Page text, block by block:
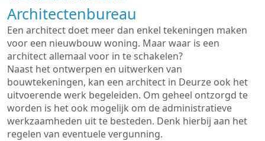
Architectenbureau
Een architect doet meer dan enkel tekeningen maken
voor een nieuwbouw woning. Maar waar is een
architect allemaal voor in te schakelen?
Naast het ontwerpen en uitwerken van
bouwtekeningen, kan een architect in Deurze ook het
uitvoerende werk begeleiden. Om geheel ontzorgd te
worden is het ook mogelijk om de administratieve
werkzaamheden uit te besteden. Denk hierbij aan het
regelen van eventuele vergunning.